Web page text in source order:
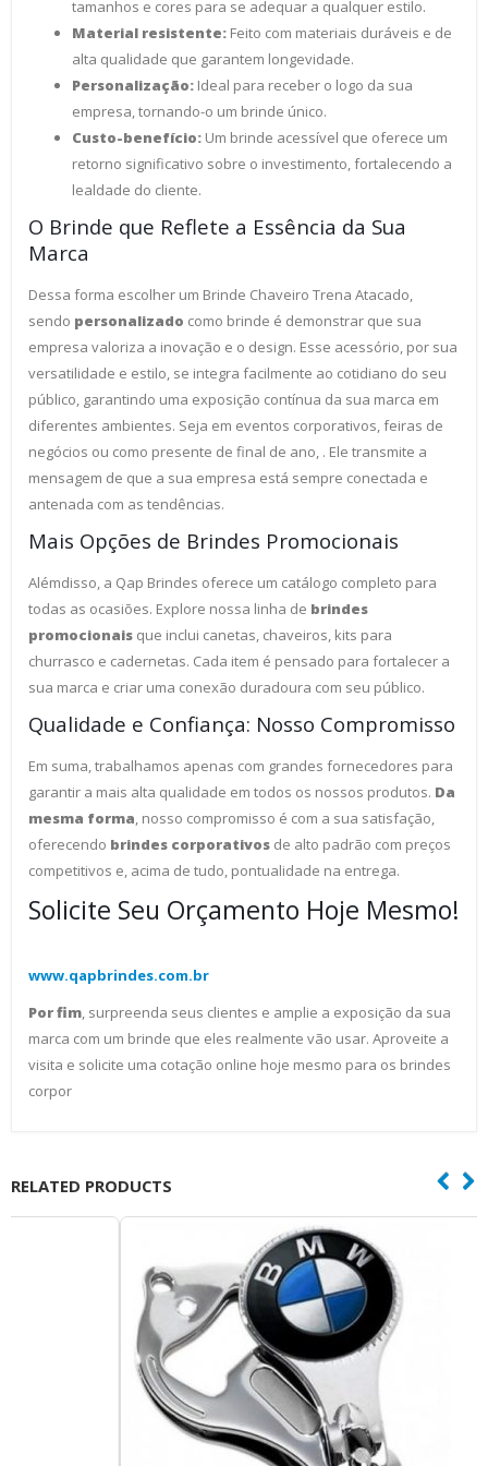
tamanhos e cores para se adequar a qualquer estilo.
Material resistente: Feito com materiais duráveis e de
alta qualidade que garantem longevidade.
Personalização: Ideal para receber o logo da sua
empresa, tornando-o um brinde único.
Custo-benefício: Um brinde acessível que oferece um
retorno significativo sobre o investimento, fortalecendo a
lealdade do cliente.
O Brinde que Reflete a Essência da Sua
Marca
Dessa forma escolher um Brinde Chaveiro Trena Atacado,
sendo personalizado como brinde é demonstrar que sua
empresa valoriza a inovação e o design. Esse acessório, por sua
versatilidade e estilo, se integra facilmente ao cotidiano do seu
público, garantindo uma exposição contínua da sua marca em
diferentes ambientes. Seja em eventos corporativos, feiras de
negócios ou como presente de final de ano, . Ele transmite a
mensagem de que a sua empresa está sempre conectada e
antenada com as tendências.
Mais Opções de Brindes Promocionais
Alémdisso, a Qap Brindes oferece um catálogo completo para
todas as ocasiões. Explore nossa linha de brindes
promocionais que inclui canetas, chaveiros, kits para
churrasco e cadernetas. Cada item é pensado para fortalecer a
sua marca e criar uma conexão duradoura com seu público.
Qualidade e Confiança: Nosso Compromisso
Em suma, trabalhamos apenas com grandes fornecedores para
garantir a mais alta qualidade em todos os nossos produtos. Da
mesma forma , nosso compromisso é com a sua satisfação,
oferecendo brindes corporativos de alto padrão com preços
competitivos e, acima de tudo, pontualidade na entrega.
Solicite Seu Orçamento Hoje Mesmo!
www.qapbrindes.com.br
Por fim , surpreenda seus clientes e amplie a exposição da sua
marca com um brinde que eles realmente vão usar. Aproveite a
visita e solicite uma cotação online hoje mesmo para os brindes
corpor
RELATED PRODUCTS